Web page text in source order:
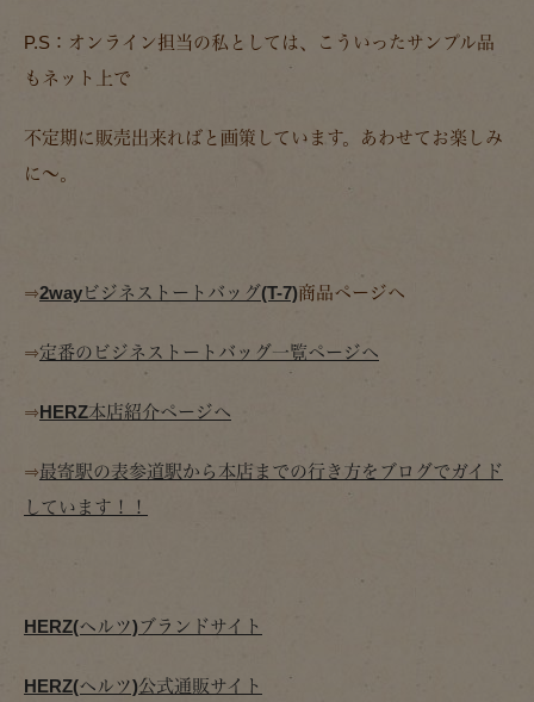
P.S：オンライン担当の私としては、こういったサンプル品
もネット上で
不定期に販売出来ればと画策しています。あわせてお楽しみ
に～。
⇒2wayビジネストートバッグ(T-7)商品ページへ
⇒定番のビジネストートバッグ一覧ページへ
⇒HERZ本店紹介ページへ
⇒最寄駅の表参道駅から本店までの行き方をブログでガイド
しています！！
HERZ(ヘルツ)ブランドサイト
HERZ(ヘルツ)公式通販サイト